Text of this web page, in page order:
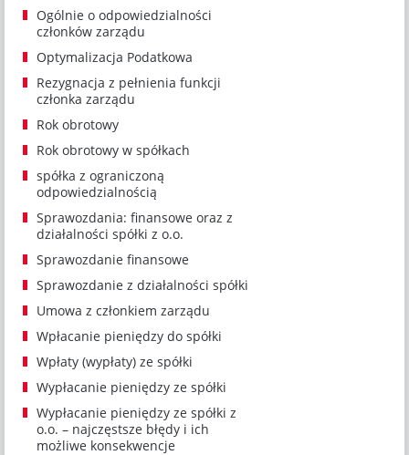
Ogólnie o odpowiedzialności
członków zarządu
Optymalizacja Podatkowa
Rezygnacja z pełnienia funkcji
członka zarządu
Rok obrotowy
Rok obrotowy w spółkach
spółka z ograniczoną
odpowiedzialnością
Sprawozdania: finansowe oraz z
działalności spółki z o.o.
Sprawozdanie finansowe
Sprawozdanie z działalności spółki
Umowa z członkiem zarządu
Wpłacanie pieniędzy do spółki
Wpłaty (wypłaty) ze spółki
Wypłacanie pieniędzy ze spółki
Wypłacanie pieniędzy ze spółki z
o.o. – najczęstsze błędy i ich
możliwe konsekwencje